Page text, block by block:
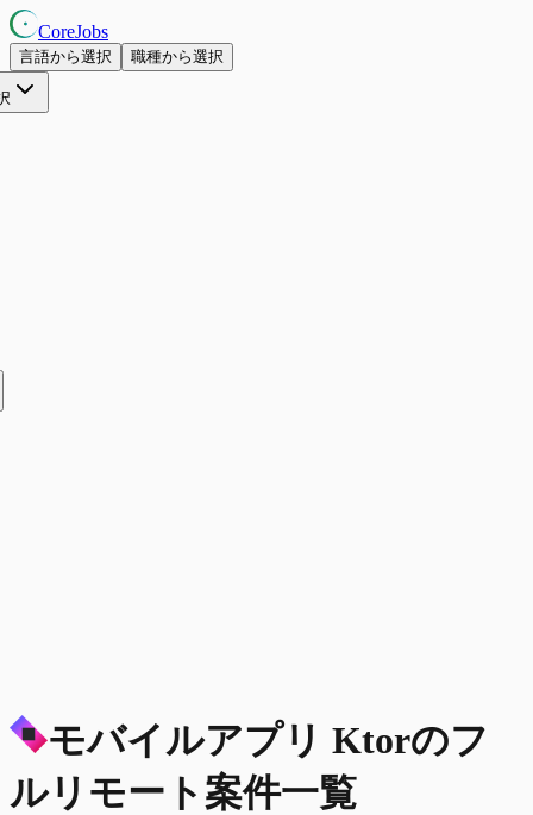
CoreJobs
言語から選択 職種から選択
モバイルアプリ Ktorのフ
ルリモート 案件一覧